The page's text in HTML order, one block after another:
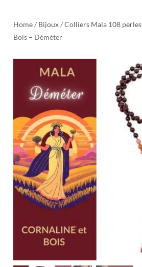
Home/ Bijoux/Colliers Mala 108 perles
Bois – Déméter